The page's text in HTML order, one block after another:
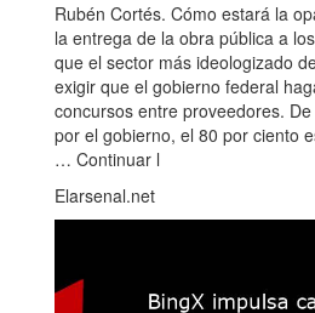
Rubén Cortés. Cómo estará la
la entrega de la obra pública a
que el sector más ideologizado
exigir que el gobierno federal
concursos entre proveedores.
por el gobierno, el 80 por ciento
… Continuar l
Elarsenal.net